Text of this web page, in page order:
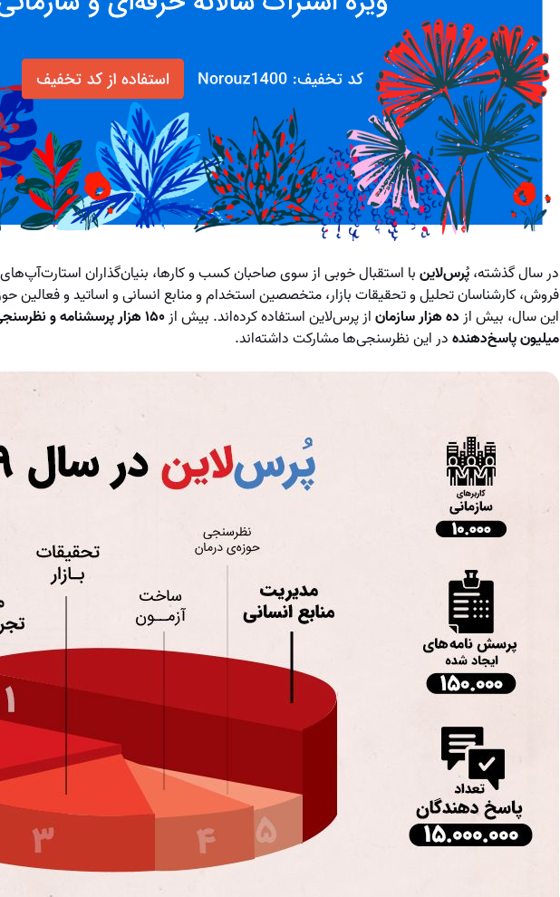
در سال گذشته،پُرس‌لاینبا استقبال خوبی از سوی صاحبان کسب‌ و کارها، بنیان‌گذاران استارت‌آپ‌های
فروش، کارشناسان تحلیل و تحقیقات بازار، متخصصین استخدام و منابع انسانی و اساتید و فعالین
این سال، بیش ازده هزار سازماناز پرس‌لاین استفاده کرده‌اند. بیش از۱۵۰ هزار پرسشنامه و نظرسنجی آنلاین
میلیون پاسخ‌دهندهدر این نظرسنجی‌ها مشارکت داشته‌اند.